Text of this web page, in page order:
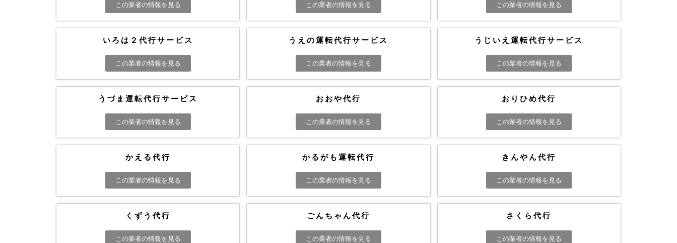
この業者の情報を見る この業者の情報を見る この業者の情報を見る
いろは２代行サービス
この業者の情報を見る
うえの運転代行サービス
この業者の情報を見る
うじいえ運転代行サービス
この業者の情報を見る
うづま運転代行サービス
この業者の情報を見る
おおや代行
この業者の情報を見る
おりひめ代行
この業者の情報を見る
かえる代行
この業者の情報を見る
かるがも運転代行
この業者の情報を見る
きんやん代行
この業者の情報を見る
くずう代行
この業者の情報を見る
ごんちゃん代行
この業者の情報を見る
さくら代行
この業者の情報を見る